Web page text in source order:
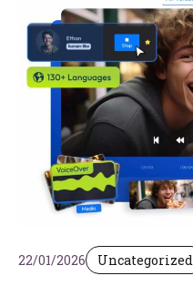
22/01/2026 Uncategorized